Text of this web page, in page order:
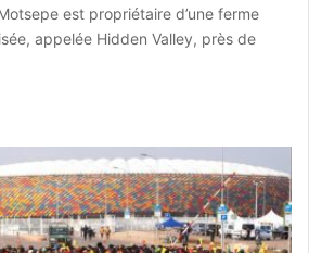
est propriétaire d’une ferme
appelée Hidden Valley, près de